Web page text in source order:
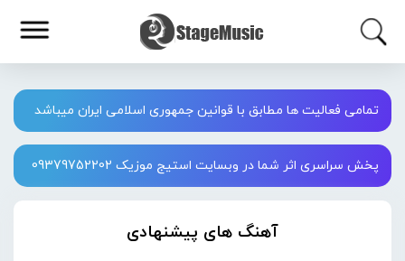
تمامی فعالیت ها مطابق با قوانین جمهوری اسلامی ایران میباشد
پخش سراسری اثر شما در وبسایت استیج موزیک 09379752202
آهنگ های پیشنهادی